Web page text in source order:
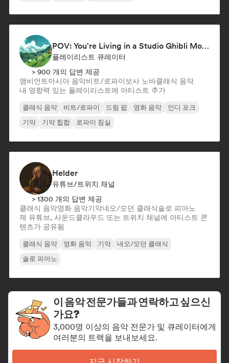
POV: You're Living in a Studio Ghibli Movie 🌱 Neo-Classical Piano & Dream Pop
플레이리스트 큐레이터
> 900 개의 답변 제공
앰비언트아시아 음악비트/로파이 보사 노바클래식 음악
내 영향력 있는 플레이리스트에 아티스트 추가
클래식 음악 비트/로파이 드림 팝 영화 음악
인디 포크
기악
기악 힙합 로파이 침실
Helder
유튜브/트위치 채널
> 1300 개의 답변 제공
클래식 음악영화 음악기악네오/모던 클래식솔로 피아노
제 유튜브, 사운드클라우드 또는 트위치 채널에 아티스트 콘
텐츠가 공유됨
클래식 음악 영화 음악 기악
네오/모던 클래식
솔로 피아노
이 음악 전문가들과 연락하고 싶으신
가요?
3,000명 이상의 음악 전문가 및 큐레이터에게
여러분의 트랙을 보내보세요.